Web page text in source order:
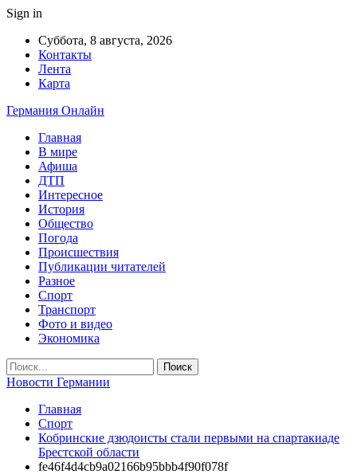
Sign in
Суббота, 8 августа, 2026
Контакты
Лента
Карта
Германия Онлайн
Главная
В мире
Афиша
ДТП
Интересное
История
Общество
Погода
Происшествия
Публикации читателей
Разное
Спорт
Транспорт
Фото и видео
Экономика
Новости Германии
Главная
Спорт
Кобринские дзюдоисты стали первыми на спартакиаде
Брестской области
fe46f4d4cb9a02166b95bbb4f90f078f